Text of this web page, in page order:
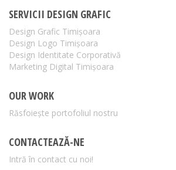
SERVICII DESIGN GRAFIC
Design Grafic Timișoara
Design Logo Timișoara
Design Identitate Corporativă
Marketing Digital Timișoara
OUR WORK
Răsfoiește portofoliul nostru
CONTACTEAZĂ-NE
Intră în contact cu noi!